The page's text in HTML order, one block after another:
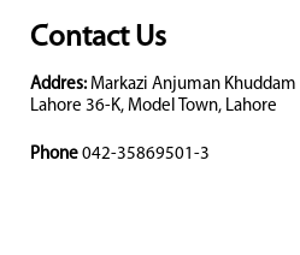
Contact Us
Addres: Markazi Anjuman
Lahore 36-K, Model Town, Lahore
Phone 042-35869501-3